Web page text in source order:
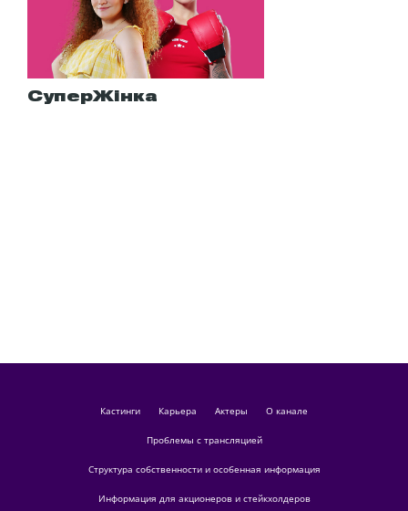
СуперЖінка
кастинги Карьера актеры О канале
Проблемы с трансляцией
Структура собственности и особенная информация
Информация для акционеров и стейкхолдеров